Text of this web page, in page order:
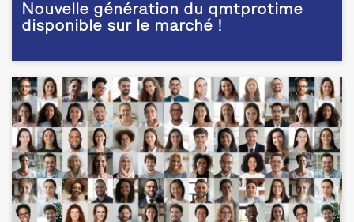
Nouvelle génération du qmtprotime
disponible sur le marché !